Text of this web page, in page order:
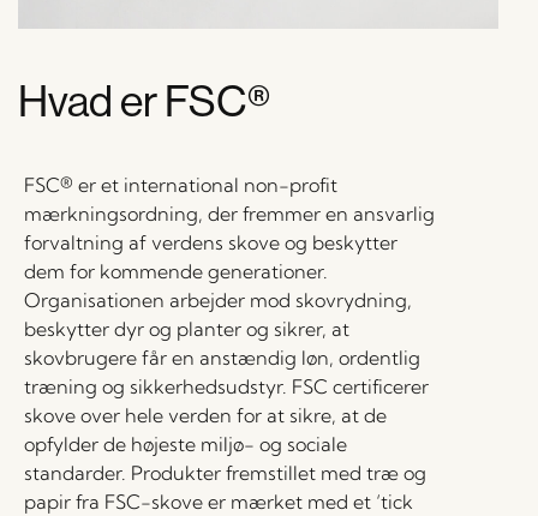
Hvad er FSC®
FSC® er et international non-profit
mærkningsordning, der fremmer en ansvarlig
forvaltning af verdens skove og beskytter
dem for kommende generationer.
Organisationen arbejder mod skovrydning,
beskytter dyr og planter og sikrer, at
skovbrugere får en anstændig løn, ordentlig
træning og sikkerhedsudstyr. FSC certificerer
skove over hele verden for at sikre, at de
opfylder de højeste miljø- og sociale
standarder. Produkter fremstillet med træ og
papir fra FSC-skove er mærket med et ‘tick